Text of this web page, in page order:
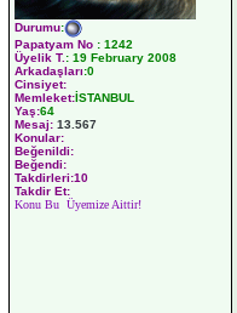
Durumu:
Papatyam No : 1242
Üyelik T. : 19 February 2008
Arkadaşları:0
Cinsiyet:
Memleket:İSTANBUL
Yaş:64
Mesaj: 13.567
Konular:
Beğenildi:
Beğendi:
Takdirleri:10
Takdir Et:
Konu Bu Üyemize Aittir!